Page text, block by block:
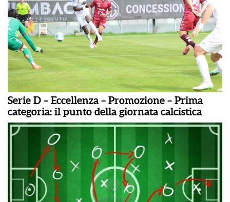
Serie D – Eccellenza – Promozione – Prima
categoria: il punto della giornata calcistica